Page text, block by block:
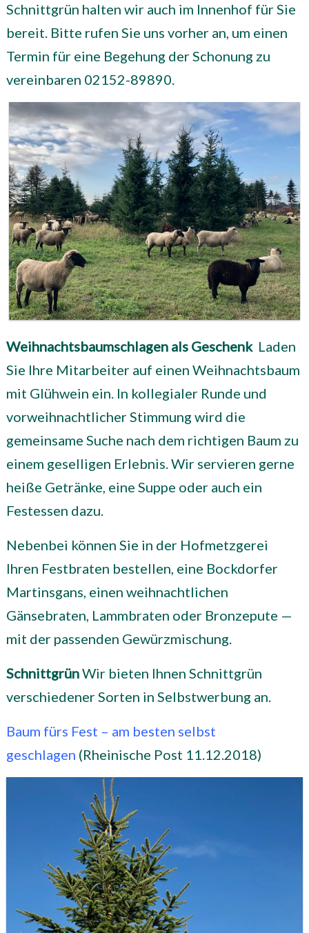
Schnittgrün halten wir auch im Innenhof für Sie
bereit. Bitte rufen Sie uns vorher an, um einen
Termin für eine Begehung der Schonung zu
vereinbaren 02152-89890.
Weihnachtsbaumschlagen als Geschenk Laden
Sie Ihre Mitarbeiter auf einen Weihnachtsbaum
mit Glühwein ein. In kollegialer Runde und
vorweihnachtlicher Stimmung wird die
gemeinsame Suche nach dem richtigen Baum zu
einem geselligen Erlebnis. Wir servieren gerne
heiße Getränke, eine Suppe oder auch ein
Festessen dazu.
Nebenbei können Sie in der Hofmetzgerei
Ihren Festbraten bestellen, eine Bockdorfer
Martinsgans, einen weihnachtlichen
Gänsebraten, Lammbraten oder Bronzepute —
mit der passenden Gewürzmischung.
SchnittgrünWir bieten Ihnen Schnittgrün
verschiedener Sorten in Selbstwerbung an.
Baum fürs Fest – am besten selbst
geschlagen (Rheinische Post 11.12.2018)